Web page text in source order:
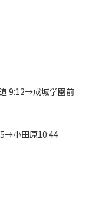
9:12→成城学園前
小田原10:44